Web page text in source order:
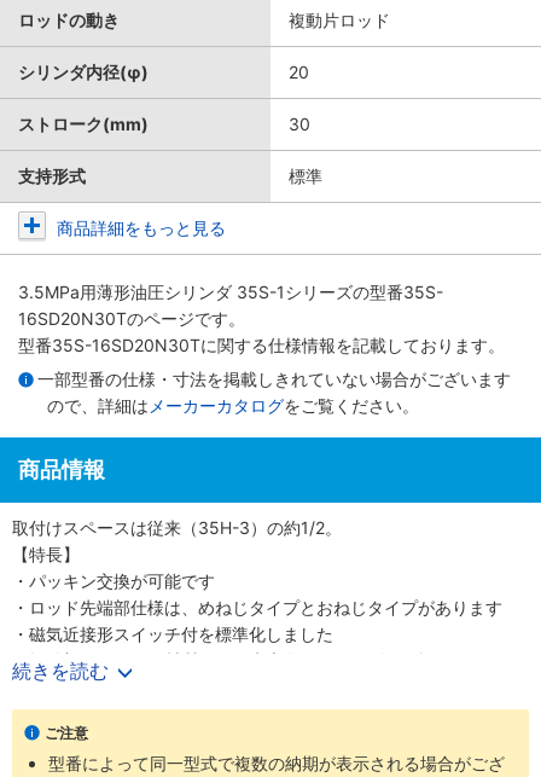
ロッドの動き 複動片ロッド
シリンダ内径(φ) 20
ストローク(mm) 30
支持形式 標準
商品詳細をもっと見る
3.5MPa用薄形油圧シリンダ 35S-1シリーズの型番35S-
16SD20N30Tのページです。
型番35S-16SD20N30Tに関する仕様情報を記載しております。
一部型番の仕様・寸法を掲載しきれていない場合がございます
ので、詳細は メーカーカタログをご覧ください。
商品情報
取付けスペースは従来（35H-3）の約1/2。
【特長】
・パッキン交換が可能です
・ロッド先端部仕様は、めねじタイプとおねじタイプがあります
・磁気近接形スイッチ付を標準化しました
・摺動部のパッキン材質には、水素化ニトリルゴムを採用しました
・ピストンパッキンは、角リングを採用しました
続きを読む
ご注意
型番によって同一型式で複数の納期が表示される場合がござ